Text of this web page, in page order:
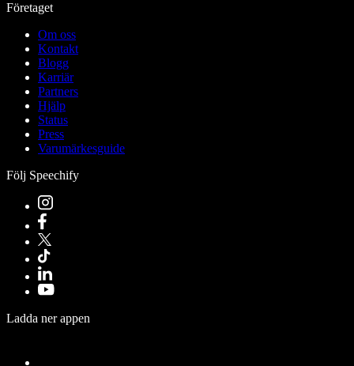
Företaget
Om oss
Kontakt
Blogg
Karriär
Partners
Hjälp
Status
Press
Varumärkesguide
Följ Speechify
Ladda ner appen